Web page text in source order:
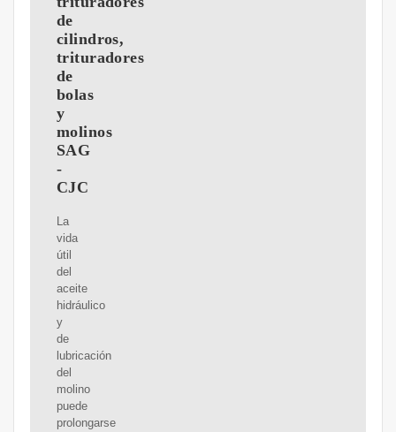
de
cilindros,
trituradores
de
bolas
y
molinos
SAG
-
CJC
La
vida
útil
del
aceite
hidráulico
y
de
lubricación
del
molino
puede
prolongarse